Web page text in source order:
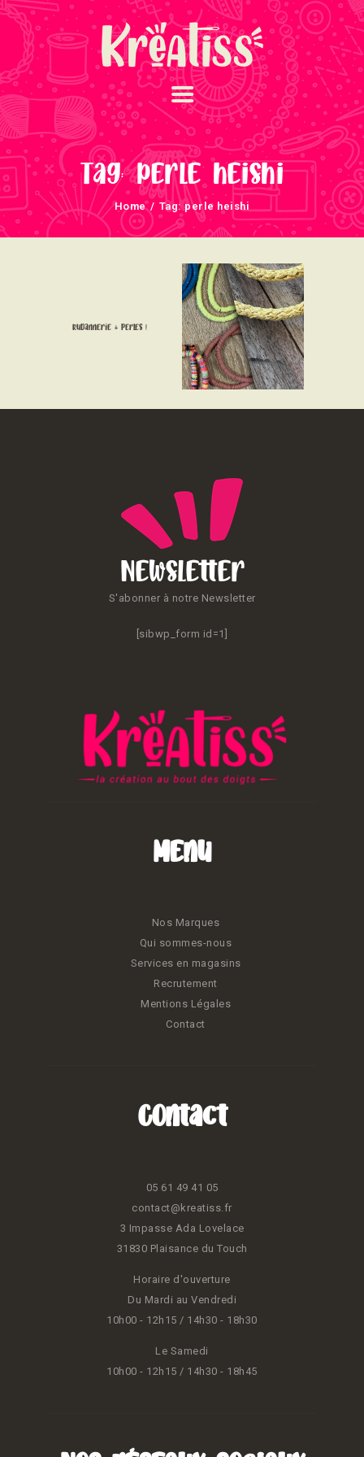
Tag: perle heishi
Home Tag: perle heishi
ACCUEIL
NOS UNIVERS
ARRIVAGES
ATELIERS ET
ÉVÈNEMENTS
INFOS ÉVÈNEMENTS
NEWSLETTERS
NOUS SOUTENONS
Rubannerie & Perles !
Newsletter
S'abonner à notre Newsletter
[sibwp_form id=1]
Menu
Nos Marques
Qui sommes-nous
Services en magasins
Recrutement
Mentions Légales
Contact
Contact
05 61 49 41 05
contact@kreatiss.fr
3 Impasse Ada Lovelace
31830 Plaisance du Touch
Horaire d'ouverture
Du Mardi au Vendredi
10h00 - 12h15 / 14h30 - 18h30
Le Samedi
10h00 - 12h15 / 14h30 - 18h45